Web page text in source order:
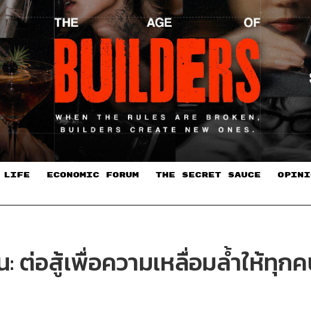
LIFE ECONOMIC FORUM THE SECRET SAUCE​
ต่อสู้เพื่อความเหลื่อมล้ำให้ทุก